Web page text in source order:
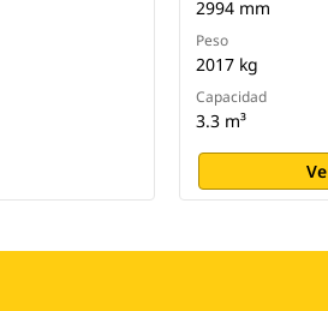
2994 mm
Peso
2017 kg
Capacidad
3.3 m³